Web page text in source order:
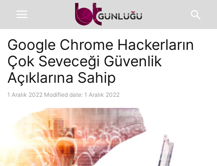
Google Chrome Hackerların
Çok Seveceği Güvenlik
Açıklarına Sahip
1 Aralık 2022 Modified date: 1 Aralık 2022